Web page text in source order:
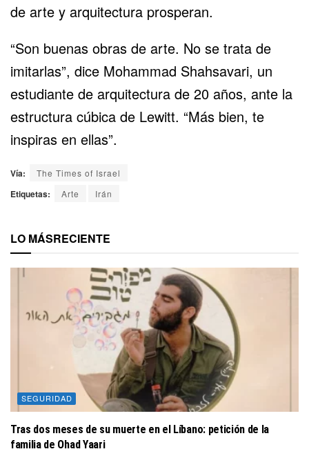
de arte y arquitectura prosperan.
“Son buenas obras de arte. No se trata de
imitarlas”, dice Mohammad Shahsavari, un
estudiante de arquitectura de 20 años, ante la
estructura cúbica de Lewitt. “Más bien, te
inspiras en ellas”.
Vía: The Times of Israel
Etiquetas: Arte Irán
LO MÁSRECIENTE
SEGURIDAD
Tras dos meses de su muerte en el Líbano: petición de la
familia de Ohad Yaari